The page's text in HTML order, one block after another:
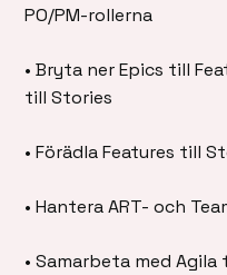
PO/PM-rollerna
• Bryta ner Epics till
till Stories
• Förädla Features till
• Hantera ART- och
• Samarbeta med